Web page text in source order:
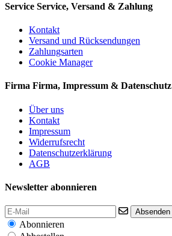
Service Service, Versand & Zahlung
Kontakt
Versand und Rücksendungen
Zahlungsarten
Cookie Manager
Firma Firma, Impressum & Datenschutz
Über uns
Kontakt
Impressum
Widerrufsrecht
Datenschutzerklärung
AGB
Newsletter abonnieren
Absenden
Abonnieren